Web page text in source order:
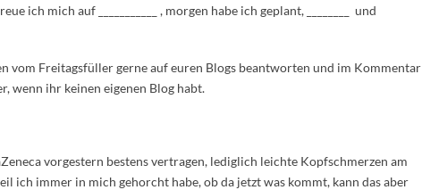
ich mich auf ___________ , morgen habe ich geplant, ________ und
vom Freitagsfüller gerne auf euren Blogs beantworten und im Kommentar
wenn ihr keinen eigenen Blog habt.
vorgestern bestens vertragen, lediglich leichte Kopfschmerzen am
ich immer in mich gehorcht habe, ob da jetzt was kommt, kann das aber